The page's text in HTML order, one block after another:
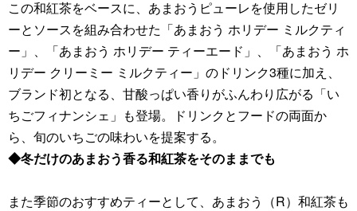
この和紅茶をベースに、あまおうピューレを使用したゼリ
ーとソースを組み合わせた「あまおう ホリデー ミルクティ
ー」、「あまおう ホリデー ティーエード」、「あまおう ホ
リデー クリーミー ミルクティー」のドリンク3種に加え、
ブランド初となる、甘酸っぱい香りがふんわり広がる「い
ちごフィナンシェ」も登場。ドリンクとフードの両面か
ら、旬のいちごの味わいを提案する。
◆冬だけのあまおう香る和紅茶をそのままでも
また季節のおすすめティーとして、あまおう（R）和紅茶も